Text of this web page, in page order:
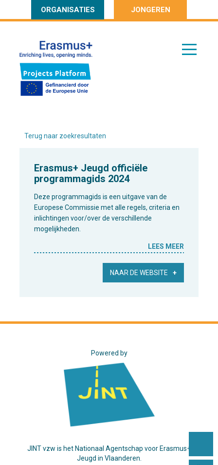
ORGANISATIES JONGEREN
Terug naar zoekresultaten
Erasmus+ Jeugd officiële
programmagids 2024
Deze programmagids is een uitgave van de
Europese Commissie met alle regels, criteria en
inlichtingen voor/over de verschillende
mogelijkheden.
LEES MEER
NAAR DE WEBSITE
Powered by
JINT vzw is het Nationaal Agentschap voor Erasmus+
Jeugd in Vlaanderen.